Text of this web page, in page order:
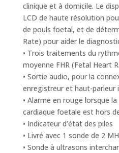
clinique et à domicile. Le
LCD de haute résolution
de pouls foetal, et de
Rate) pour aider le
• Trois traitements du
moyenne FHR (Fetal Heart
• Sortie audio, pour la
enregistreur et haut-parleur
• Alarme en rouge lorsque
cardiaque foetale est hors
• Indicateur d’état des piles
• Livré avec 1 sonde de 2
• Sonde à ultrasons